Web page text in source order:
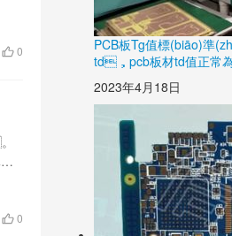
0
0
PCB板Tg值標(biāo)準
td，pcb板材td值正常為
2023年4月18日